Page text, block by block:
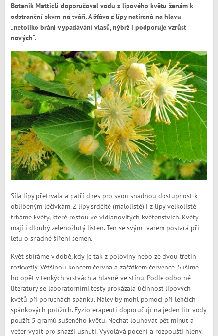
Botanik Mattioli doporučoval vodu z lipového květu ženám k
odstranění skvrn na tváři. A šťáva z lípy natíraná na hlavu
„netoliko brání vypadávání vlasů, nýbrž i podporuje vzrůst
nových“.
Síla lípy přetrvala a patří dnes pro svou snadnou dostupnost k
oblíbeným léčivkám. Z lípy srdčité (malolisté) i z lípy velkolisté
trháme květy, které rostou ve vidlanovitých květenstvích. Květy
mají i dlouhý zelenožlutý listen. Ten se svým tvarem postará při
letu o snadné šíření semen.
Květ sbíráme v době, kdy je tak z poloviny nebo ze dvou třetin
rozkvetlý. Většinou koncem června a začátkem července. Sušíme
ho opět v tenkých vrstvách a hlavně ve stínu. Podle odborné
literatury se laboratorními testy prokázala účinnost lipových
květů při poruchách spánku. Nálev by mohl pomoci při lehčích
spánkových potížích. Fyzioterapeuti doporučují na jeden litr vody
použít 5 gramů sušeného květu. Nechat louhovat pět minut a
večer vypít pro snazší usnutí. Vyvolává pocení a rozpouští hleny.